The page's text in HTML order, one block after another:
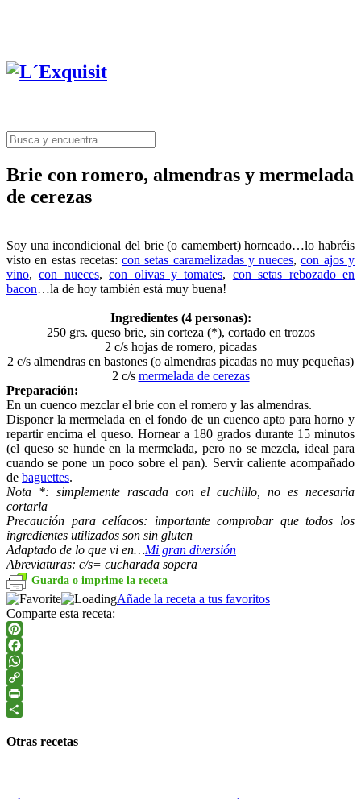
Brie con romero, almendras y mermelada
de cerezas
Soy una incondicional del brie (o camembert) horneado…lo habréis
visto en estas recetas:con setas caramelizadas y nueces,con ajos y
vino,con nueces,con olivas y tomates, con setas rebozado en
bacon…la de hoy también está muy buena!
Ingredientes (4 personas):
250 grs. queso brie, sin corteza (*), cortado en trozos
2 c/s hojas de romero, picadas
2 c/s almendras en bastones (o almendras picadas no muy pequeñas)
2 c/s mermelada de cerezas
Preparación:
En un cuenco mezclar el brie con el romero y las almendras.
Disponer la mermelada en el fondo de un cuenco apto para horno y
repartir encima el queso. Hornear a 180 grados durante 15 minutos
(el queso se hunde en la mermelada, pero no se mezcla, ideal para
cuando se pone un poco sobre el pan). Servir caliente acompañado
de baguettes.
Nota *: simplemente rascada con el cuchillo, no es necesaria
cortarla
Precaución para celíacos: importante comprobar que todos los
ingredientes utilizados son sin gluten
Adaptado de lo que vi en…Mi gran diversión
Abreviaturas: c/s= cucharada sopera
Guarda o imprime la receta
Añade la receta a tus favoritos
Comparte esta receta:
Pinterest
Facebook
WhatsApp
Copy
Link
PrintFriendly
Otras recetas